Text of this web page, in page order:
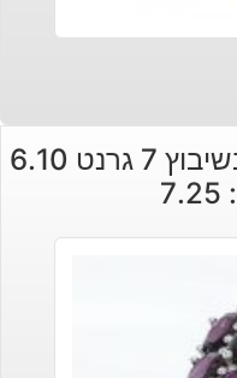
טבעת יוקרה כסף 925 בשיבוץ 7 גרנט 6.10